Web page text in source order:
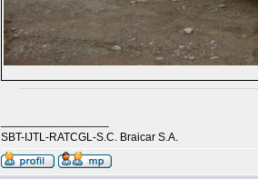
SBT-IJTL-RATCGL-S.C. Braicar S.A.